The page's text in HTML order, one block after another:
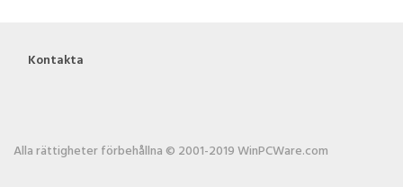
Kontakta
Alla rättigheter förbehållna © 2001-2019 WinPCWare.com